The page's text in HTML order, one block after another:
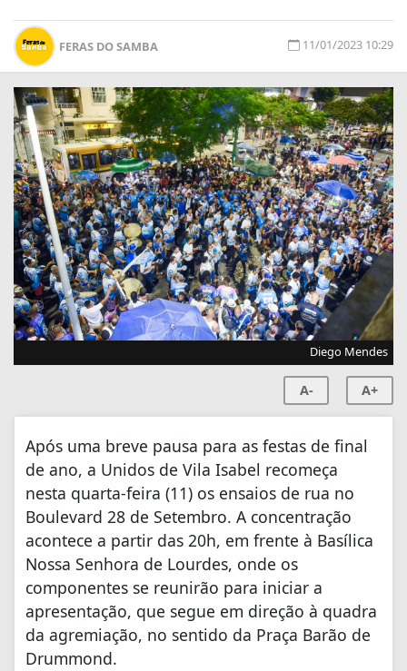
FERAS DO SAMBA 11/01/2023 10:29
Diego Mendes
A- A+
Após uma breve pausa para as festas de final
de ano, a Unidos de Vila Isabel recomeça
nesta quarta-feira (11) os ensaios de rua no
Boulevard 28 de Setembro. A concentração
acontece a partir das 20h, em frente à Basílica
Nossa Senhora de Lourdes, onde os
componentes se reunirão para iniciar a
apresentação, que segue em direção à quadra
da agremiação, no sentido da Praça Barão de
Drummond.